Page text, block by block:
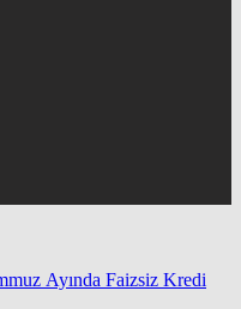
Ayında Faizsiz Kredi